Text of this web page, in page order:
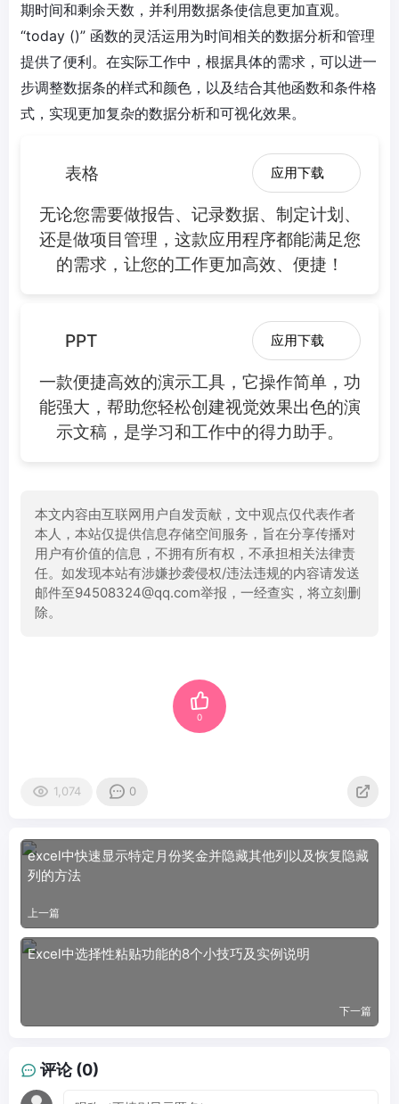
期时间和剩余天数，并利用数据条使信息更加直观。
“today ()” 函数的灵活运用为时间相关的数据分析和管理
提供了便利。在实际工作中，根据具体的需求，可以进一
步调整数据条的样式和颜色，以及结合其他函数和条件格
式，实现更加复杂的数据分析和可视化效果。
表格 应用下载
无论您需要做报告、记录数据、制定计划、
还是做项目管理，这款应用程序都能满足您
的需求，让您的工作更加高效、便捷！
PPT 应用下载
一款便捷高效的演示工具，它操作简单，功
能强大，帮助您轻松创建视觉效果出色的演
示文稿，是学习和工作中的得力助手。
本文内容由互联网用户自发贡献，文中观点仅代表作者
本人，本站仅提供信息存储空间服务，旨在分享传播对
用户有价值的信息，不拥有所有权，不承担相关法律责
任。如发现本站有涉嫌抄袭侵权/违法违规的内容请发送
邮件至94508324@qq.com举报，一经查实，将立刻删
除。
0
1,074 0
excel中快速显示特定月份奖金并隐藏其他列以及恢复隐藏
列的方法
上一篇
Excel中选择性粘贴功能的8个小技巧及实例说明
下一篇
评论 (0)